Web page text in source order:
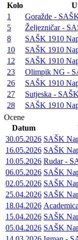
Kolo
1
Goražde -
5
Željezničar -
8
SAŠK 1910
10
SAŠK 1910
12
SAŠK 1910
23
Olimpik NG -
26
SAŠK 1910
27
Sutjeska -
28
SAŠK 1910
Ocene
Datum
30.05.2026 SAŠK
16.05.2026 SAŠK
10.05.2026 Rudar -
06.05.2026 SAŠK
02.05.2026 SAŠK
25.04.2026 SAŠK
18.04.2026
15.04.2026 SAŠK
05.04.2026 SAŠK